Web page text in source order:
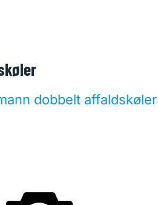
dobbelt affaldskøler